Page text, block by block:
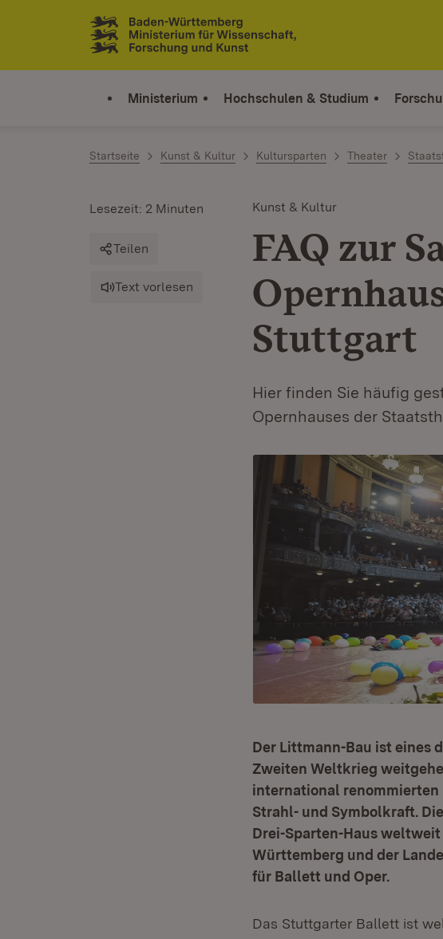
Zum Inhalt springen
Link zur Startseite
Ministerium Hochschulen & Studium
Startseite Kunst & Kultur Kultursparten Theater
Kunst & Kultur
FAQ zur
Stuttgart
Hier finden Sie häufig
Opernhauses der
Lesezeit: 2 Minuten
Teilen
Text vorlesen
Der Littmann-Bau ist eines
Zweiten Weltkrieg
international renommierten
Strahl- und Symbolkraft.
Drei-Sparten-Haus
Württemberg und der
für Ballett und Oper.
Das Stuttgarter Ballett ist